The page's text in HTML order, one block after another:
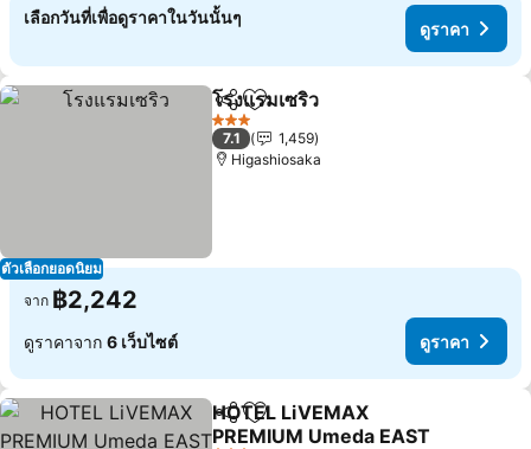
เลือกวันที่เพื่อดูราคาในวันนั้นๆ
ดูราคา
ตัวเลือกยอดนิยม
แชร์ เพิ่มในรายการโปรด
โรงแรมเซริว
3 ดาว
7.1
1,459
Higashiosaka
จาก ฿2,242
ดูราคาจาก 6 เว็บไซต์ ดูราคา
แชร์ เพิ่มในรายการโปรด
HOTEL LiVEMAX
PREMIUM Umeda EAST